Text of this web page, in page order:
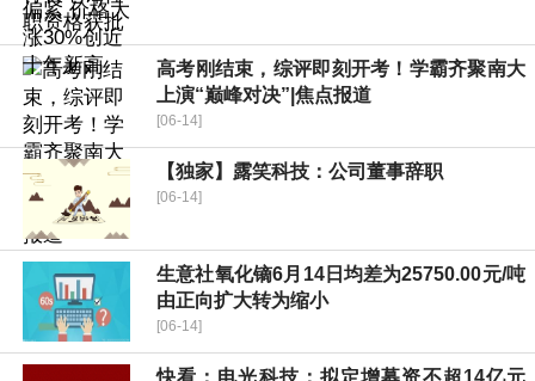
高考刚结束，综评即刻开考！学霸齐聚南大
上演“巅峰对决”|焦点报道
[06-14]
【独家】露笑科技：公司董事辞职
[06-14]
生意社氧化镝6月14日均差为25750.00元/吨
由正向扩大转为缩小
[06-14]